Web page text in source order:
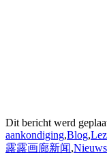
Dit bericht werd
aankondiging,Blog,
露露画廊新闻,